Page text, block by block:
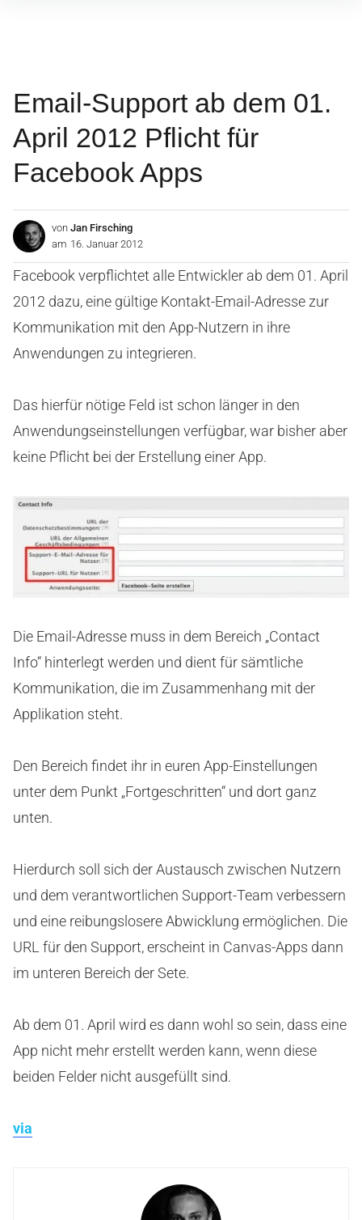
Email-Support ab dem 01.
April 2012 Pflicht für
Facebook Apps
von Jan Firsching
am 16. Januar 2012
Facebook verpflichtet alle Entwickler ab dem 01. April
2012 dazu, eine gültige Kontakt-Email-Adresse zur
Kommunikation mit den App-Nutzern in ihre
Anwendungen zu integrieren.
Das hierfür nötige Feld ist schon länger in den
Anwendungseinstellungen verfügbar, war bisher aber
keine Pflicht bei der Erstellung einer App.
Die Email-Adresse muss in dem Bereich „Contact
Info“ hinterlegt werden und dient für sämtliche
Kommunikation, die im Zusammenhang mit der
Applikation steht.
Den Bereich findet ihr in euren App-Einstellungen
unter dem Punkt „Fortgeschritten“ und dort ganz
unten.
Hierdurch soll sich der Austausch zwischen Nutzern
und dem verantwortlichen Support-Team verbessern
und eine reibungslosere Abwicklung ermöglichen. Die
URL für den Support, erscheint in Canvas-Apps dann
im unteren Bereich der Sete.
Ab dem 01. April wird es dann wohl so sein, dass eine
App nicht mehr erstellt werden kann, wenn diese
beiden Felder nicht ausgefüllt sind.
via